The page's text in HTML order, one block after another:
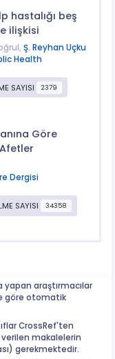
hastalığı beş
ilişkisi
Ş. Reyhan Uçku
Health
SAYISI 2379
Göre
Dergisi
SAYISI 34358
yapan araştırmacılar
göre otomatik
CrossRef'ten
makalelerin
gerekmektedir.